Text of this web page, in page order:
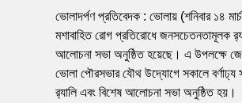
ভোলাদর্পণ প্রতিবেদক : ভোলায় (শনিবার ১৪
মশাবাহিত রোগ প্রতিরোধে জনসচেতনতামূলক
আলোচনা সভা অনুষ্ঠিত হয়েছে। এ উপলক্ষে
ভোলা পৌরসভার যৌথ উদ্যোগে সকালে বর্ণাঢ্য
র‌্যালি এবং বিশেষ আলোচনা সভা অনুষ্ঠিত হয়।